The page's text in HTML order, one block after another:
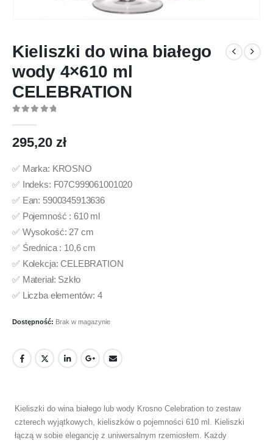
Kieliszki do wina białego
wody 4×610 ml
CELEBRATION
295,20 zł
✅ Marka: KROSNO
✅ Indeks: F07C999061001020
✅ Ean: 5900345913636
✅ Pojemność : 610 ml
✅ Wysokość: 27 cm
✅ Średnica : 10,6 cm
✅ Kolekcja: CELEBRATION
✅ Materiał: Szkło
✅ Liczba elementów: 4
Dostępność: Brak w magazynie
Kieliszki do wina białego lub wody Krosno Celebration to zestaw
czterech wyjątkowych, kieliszków o pojemności 610 ml. Kieliszki
łączą w sobie elegancję z uniwersalnym rzemiosłem. Każdy